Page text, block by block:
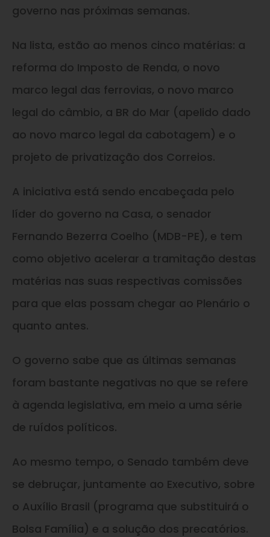
governo nas próximas semanas.
Na lista, estão ao menos cinco matérias: a
reforma do Imposto de Renda, o novo
marco legal das ferrovias, o novo marco
legal do câmbio, a BR do Mar (apelido dado
ao novo marco legal da cabotagem) e o
projeto de privatização dos Correios.
A iniciativa está sendo encabeçada pelo
líder do governo na Casa, o senador
Fernando Bezerra Coelho (MDB-PE), e tem
como objetivo acelerar a tramitação destas
matérias nas suas respectivas comissões
para que elas possam chegar ao Plenário o
quanto antes.
O governo sabe que as últimas semanas
foram bastante negativas no que se refere
à agenda legislativa, em meio a uma série
de ruídos políticos.
Ao mesmo tempo, o Senado também deve
se debruçar, juntamente ao Executivo, sobre
o Auxílio Brasil (programa que substituirá o
Bolsa Família) e a solução dos precatórios.